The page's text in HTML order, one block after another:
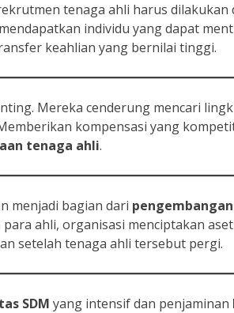
tenaga ahli harus dilakukan
individu yang dapat
keahlian yang bernilai tinggi.
Mereka cenderung mencari
kompensasi yang
tenaga ahli.
menjadi bagian dari
ahli, organisasi menciptakan
setelah tenaga ahli tersebut pergi.
SDM yang intensif dan penjaminan